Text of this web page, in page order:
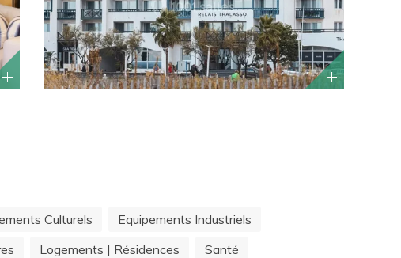
Culturels
Equipements Industriels
Logements | Résidences Santé